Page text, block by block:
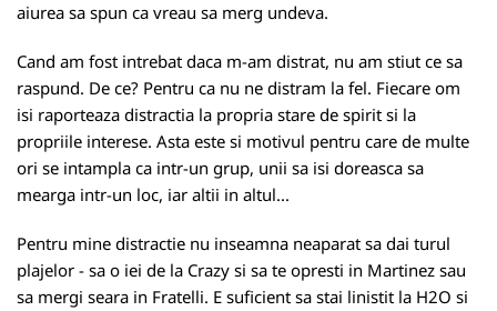
aiurea sa spun ca vreau sa merg undeva.
Cand am fost intrebat daca m-am distrat, nu am stiut ce sa
raspund. De ce? Pentru ca nu ne distram la fel. Fiecare om
isi raporteaza distractia la propria stare de spirit si la
propriile interese. Asta este si motivul pentru care de multe
ori se intampla ca intr-un grup, unii sa isi doreasca sa
mearga intr-un loc, iar altii in altul...
Pentru mine distractie nu inseamna neaparat sa dai turul
plajelor - sa o iei de la Crazy si sa te opresti in Martinez sau
sa mergi seara in Fratelli. E suficient sa stai linistit la H2O si